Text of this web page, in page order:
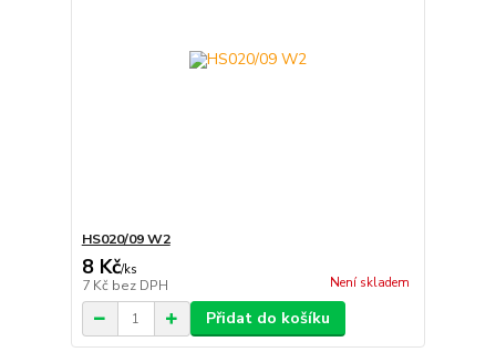
HS020/09 W2
8 Kč/ks
7 Kč bez DPH Není skladem
Přidat do košíku